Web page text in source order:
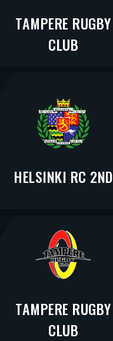
TAMPERE RUGBY
CLUB
HELSINKI RC 2ND
TAMPERE RUGBY
CLUB